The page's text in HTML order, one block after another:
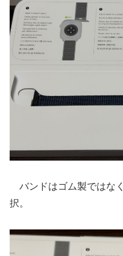
バンドはゴム製ではな
択。